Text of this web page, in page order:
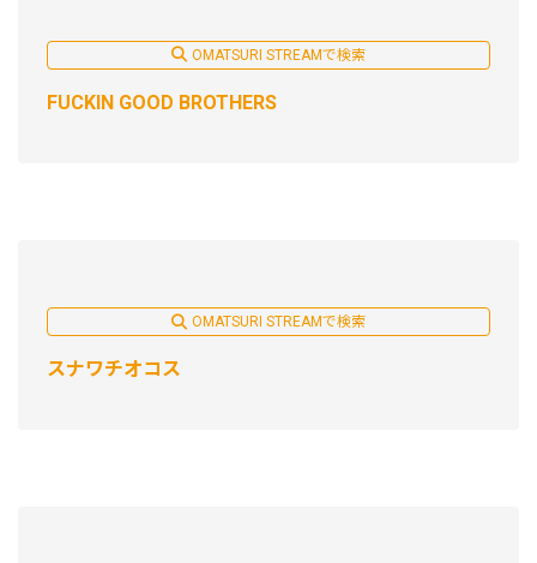
OMATSURI STREAMで検索
FUCKIN GOOD BROTHERS
OMATSURI STREAMで検索
スナワチオコス